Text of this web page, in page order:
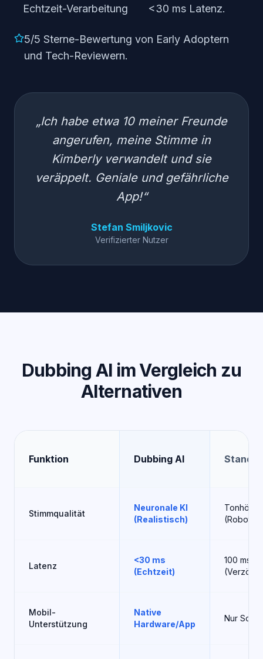
Echtzeit-Verarbeitung <30 ms Latenz.
5/5 Sterne-Bewertung von Early Adoptern
und Tech-Reviewern.
„Ich habe etwa 10 meiner Freunde
angerufen, meine Stimme in
Kimberly verwandelt und sie
veräppelt. Geniale und gefährliche
App!“
Stefan Smiljkovic
Verifizierter Nutzer
Dubbing AI im Vergleich zu
Alternativen
Funktion Dubbing AI
Stimmqualität
Neuronale KI
(Realistisch)
Latenz
<30 ms
(Echtzeit)
100 ms+
Mobil-
Unterstützung
Native
Hardware/App
Nur